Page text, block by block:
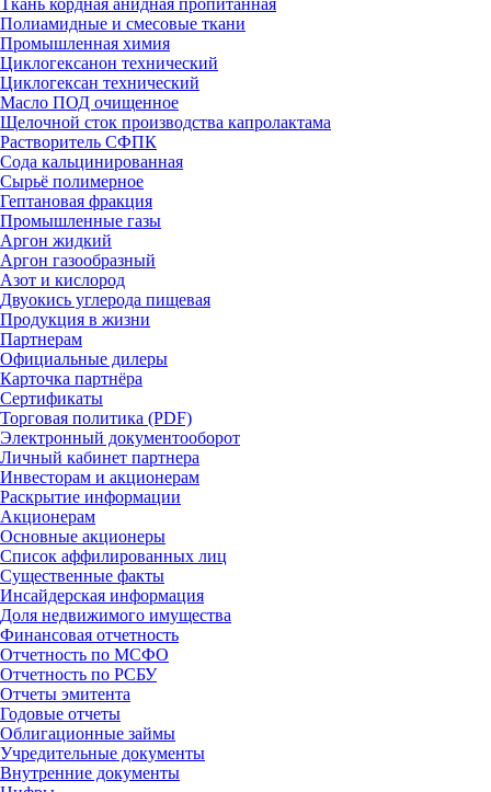
Полиамидные и смесовые ткани
Промышленная химия
Циклогексанон технический
Циклогексан технический
Масло ПОД очищенное
Щелочной сток производства капролактама
Растворитель СФПК
Сода кальцинированная
Сырьё полимерное
Гептановая фракция
Промышленные газы
Аргон жидкий
Аргон газообразный
Азот и кислород
Двуокись углерода пищевая
Продукция в жизни
Партнерам
Официальные дилеры
Карточка партнёра
Сертификаты
Торговая политика (PDF)
Электронный документооборот
Личный кабинет партнера
Инвесторам и акционерам
Раскрытие информации
Акционерам
Основные акционеры
Список аффилированных лиц
Существенные факты
Инсайдерская информация
Доля недвижимого имущества
Финансовая отчетность
Отчетность по МСФО
Отчетность по РСБУ
Отчеты эмитента
Годовые отчеты
Облигационные займы
Учредительные документы
Внутренние документы